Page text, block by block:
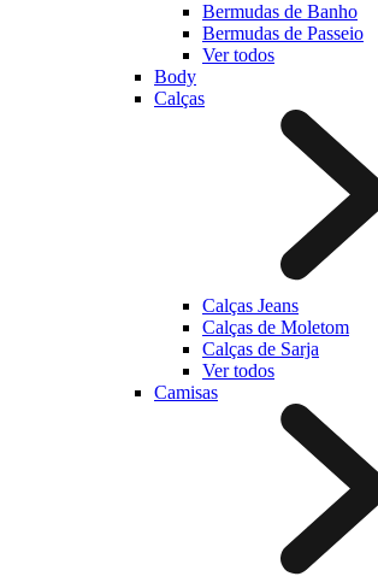
Bermudas de Banho
Bermudas de Passeio
Ver todos
Body
Calças
Calças Jeans
Calças de Moletom
Calças de Sarja
Ver todos
Camisas